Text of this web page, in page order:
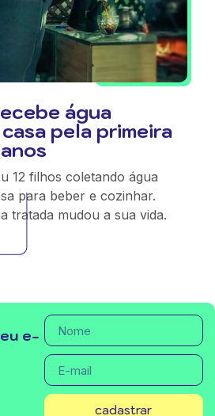
água
pela primeira
12 filhos coletando água
para beber e cozinhar.
tratada mudou a sua vida.
e-
cadastrar